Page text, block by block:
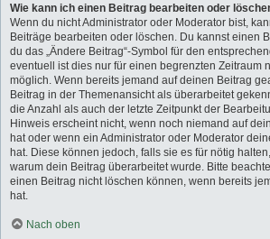
Wie kann ich einen Beitrag bearbeiten oder
Wenn du nicht Administrator oder Moderator bist,
Beiträge bearbeiten oder löschen. Du kannst einen
du das „Ändere Beitrag“-Symbol für den
eventuell ist dies nur für einen begrenzten Zeitraum
möglich. Wenn bereits jemand auf deinen Beitrag
Beitrag in der Themenansicht als überarbeitet
die Anzahl als auch der letzte Zeitpunkt der
Hinweis erscheint nicht, wenn noch niemand auf
hat oder wenn ein Administrator oder Moderator
hat. Diese können jedoch, falls sie es für nötig
warum dein Beitrag überarbeitet wurde. Bitte
einen Beitrag nicht löschen können, wenn bereits
hat.
Nach oben